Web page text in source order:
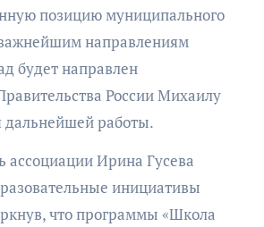
позицию муниципального
направлениям
будет направлен
России Михаилу
работы.
ассоциации Ирина Гусева
инициативы
что программы «Школа